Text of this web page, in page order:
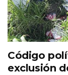
Código
exclusión